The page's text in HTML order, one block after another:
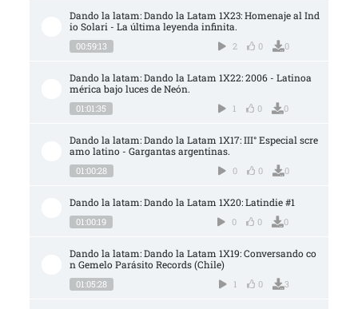
Dando la latam: Dando la Latam 1X23: Homenaje al Ind
io Solari - La última leyenda infinita.
00:59:13 2 0 0
Dando la latam: Dando la Latam 1X22: 2006 - Latinoa
mérica bajo luces de Neón.
01:01:35 1 0 0
Dando la latam: Dando la Latam 1X17: III° Especial scre
amo latino - Gargantas argentinas.
01:00:28 0 0 0
Dando la latam: Dando la Latam 1X20: Latindie #1
01:00:19 0 0 0
Dando la latam: Dando la Latam 1X19: Conversando co
n Gemelo Parásito Records (Chile)
01:05:28 1 0 3